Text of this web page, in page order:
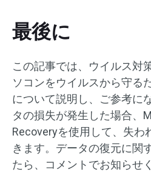
最後に
この記事では、ウイルス対
ソコンをウイルスから守る
について説明し、ご参考に
タの損失が発生した場合、
Recoveryを使用して、失わ
きます。データの復元に関
たら、コメントでお知らせ